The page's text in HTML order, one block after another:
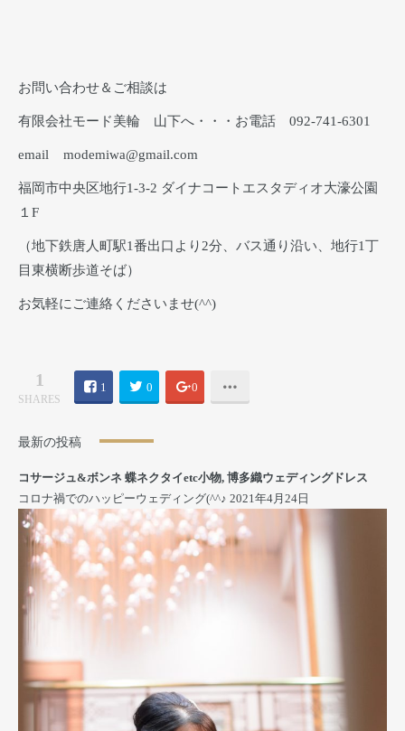
お問い合わせ＆ご相談は
有限会社モード美輪 山下へ・・・お電話 092-741-6301
email modemiwa@gmail.com
福岡市中央区地行1-3-2 ダイナコートエスタディオ大濠公園
１F
（地下鉄唐人町駅1番出口より2分、バス通り沿い、地行1丁
目東横断歩道そば）
お気軽にご連絡くださいませ(^^)
1
SHARES
1 0 0
最新の投稿
コサージュ&ボンネ 蝶ネクタイetc小物, 博多織ウェディングドレス
コロナ禍でのハッピーウェディング(^^♪ 2021年4月24日